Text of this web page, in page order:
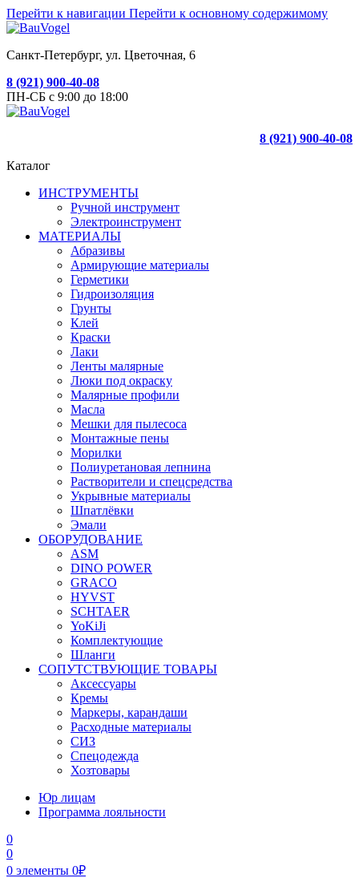
Перейти к навигации Перейти к основному содержимому
Санкт-Петербург, ул. Цветочная, 6
8 (921) 900-40-08
ПН-СБ с 9:00 до 18:00
8 (921) 900-40-08
Каталог
ИНСТРУМЕНТЫ
Ручной инструмент
Электроинструмент
МАТЕРИАЛЫ
Абразивы
Армирующие материалы
Герметики
Гидроизоляция
Грунты
Клей
Краски
Лаки
Ленты малярные
Люки под окраску
Малярные профили
Масла
Мешки для пылесоса
Монтажные пены
Морилки
Полиуретановая лепнина
Растворители и спецсредства
Укрывные материалы
Шпатлёвки
Эмали
ОБОРУДОВАНИЕ
ASM
DINO POWER
GRACO
HYVST
SCHTAER
YoKiJi
Комплектующие
Шланги
СОПУТСТВУЮЩИЕ ТОВАРЫ
Аксессуары
Кремы
Маркеры, карандаши
Расходные материалы
СИЗ
Спецодежда
Хозтовары
Юр лицам
Программа лояльности
0
0
0 элементы 0₽